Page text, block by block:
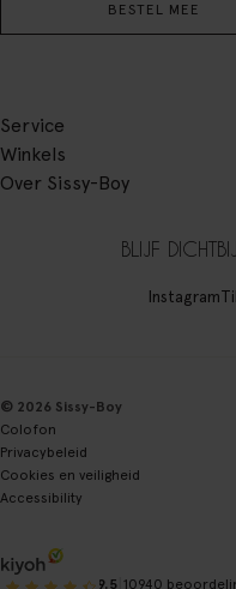
BESTEL MEE
Service
Winkels
Over Sissy-Boy
BLIJF
Instagram
© 2026 Sissy-Boy
Colofon
Privacybeleid
Cookies en veiligheid
Accessibility
9.5 10940